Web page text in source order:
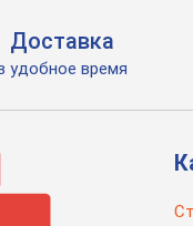
Доставка
удобное время